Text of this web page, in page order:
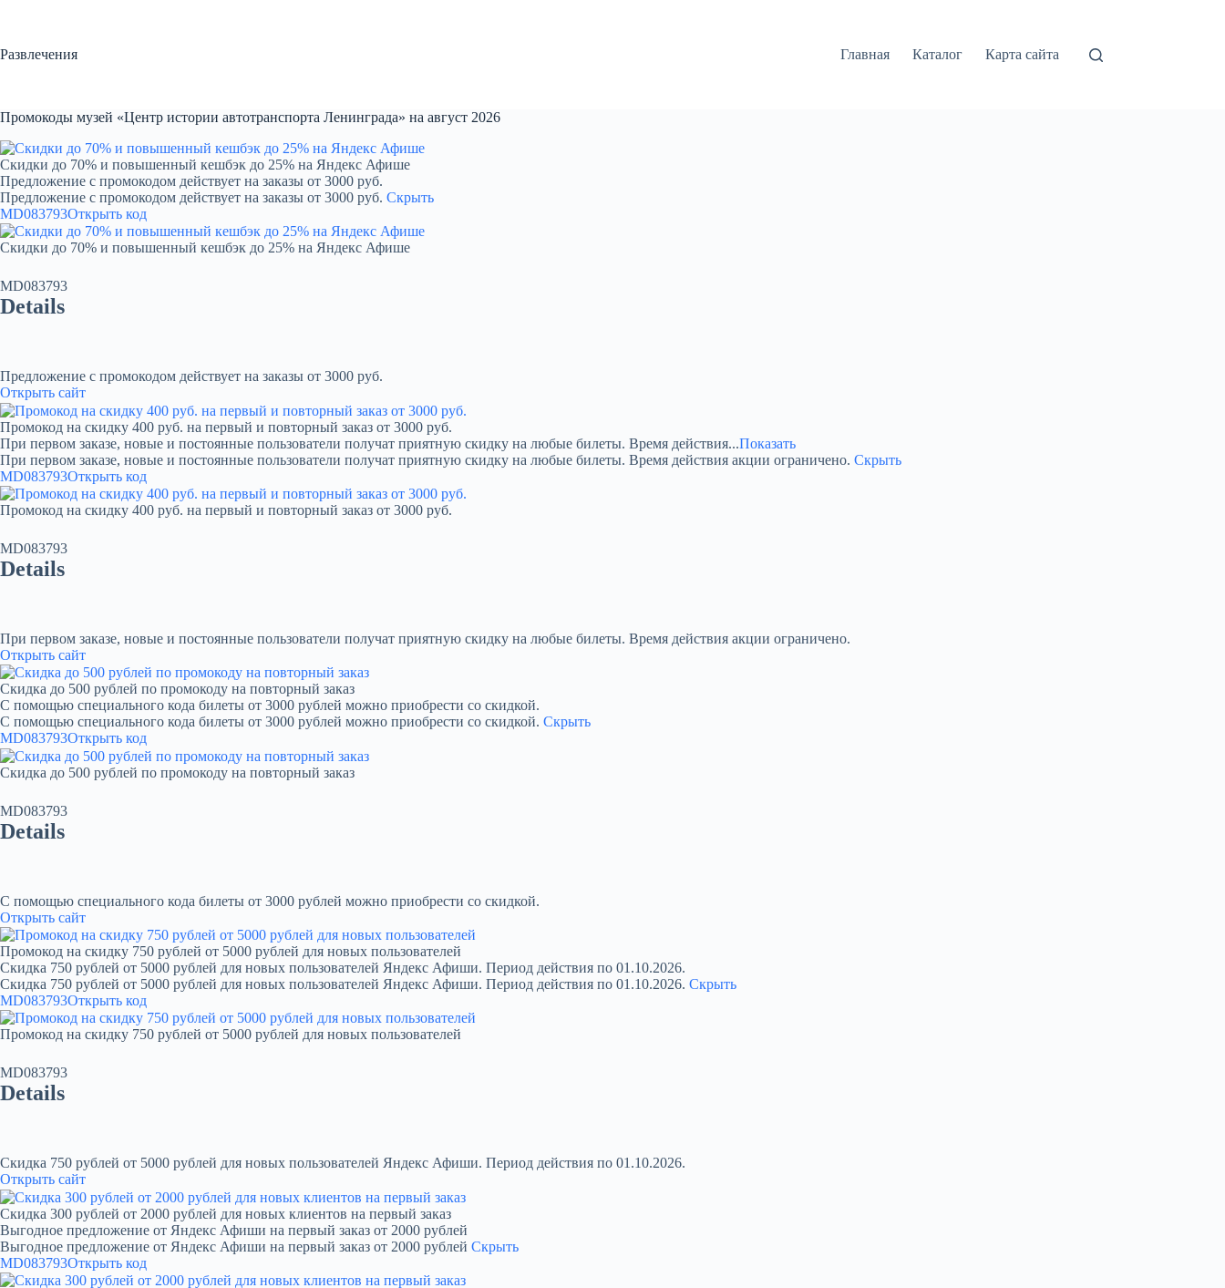
Развлечения
Главная Каталог Карта сайта
Промокоды музей «Центр истории автотранспорта Ленинграда» на август 2026
Скидки до 70% и повышенный кешбэк до 25% на Яндекс Афише
Предложение с промокодом действует на заказы от 3000 руб.
Предложение с промокодом действует на заказы от 3000 руб. Скрыть
MD083793Открыть код
Скидки до 70% и повышенный кешбэк до 25% на Яндекс Афише
MD083793
Details
Предложение с промокодом действует на заказы от 3000 руб.
Открыть сайт
Промокод на скидку 400 руб. на первый и повторный заказ от 3000 руб.
При первом заказе, новые и постоянные пользователи получат приятную скидку на любые билеты. Время действия...Показать
При первом заказе, новые и постоянные пользователи получат приятную скидку на любые билеты. Время действия акции ограничено. Скрыть
MD083793Открыть код
Промокод на скидку 400 руб. на первый и повторный заказ от 3000 руб.
MD083793
Details
При первом заказе, новые и постоянные пользователи получат приятную скидку на любые билеты. Время действия акции ограничено.
Открыть сайт
Скидка до 500 рублей по промокоду на повторный заказ
С помощью специального кода билеты от 3000 рублей можно приобрести со скидкой.
С помощью специального кода билеты от 3000 рублей можно приобрести со скидкой. Скрыть
MD083793Открыть код
Скидка до 500 рублей по промокоду на повторный заказ
MD083793
Details
С помощью специального кода билеты от 3000 рублей можно приобрести со скидкой.
Открыть сайт
Промокод на скидку 750 рублей от 5000 рублей для новых пользователей
Скидка 750 рублей от 5000 рублей для новых пользователей Яндекс Афиши. Период действия по 01.10.2026.
Скидка 750 рублей от 5000 рублей для новых пользователей Яндекс Афиши. Период действия по 01.10.2026. Скрыть
MD083793Открыть код
Промокод на скидку 750 рублей от 5000 рублей для новых пользователей
MD083793
Details
Скидка 750 рублей от 5000 рублей для новых пользователей Яндекс Афиши. Период действия по 01.10.2026.
Открыть сайт
Скидка 300 рублей от 2000 рублей для новых клиентов на первый заказ
Выгодное предложение от Яндекс Афиши на первый заказ от 2000 рублей
Выгодное предложение от Яндекс Афиши на первый заказ от 2000 рублей Скрыть
MD083793Открыть код